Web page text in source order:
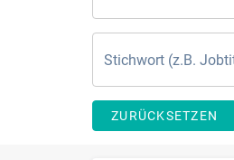
ZURÜCKSETZEN